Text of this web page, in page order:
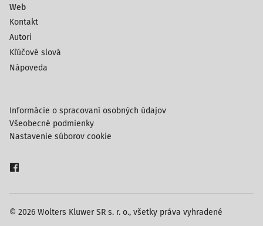
Web
Kontakt
Autori
Kľúčové slová
Nápoveda
© 2026 Wolters Kluwer SR s. r. o., všetky práva vyhradené
Informácie o spracovaní osobných údajov
Všeobecné podmienky
Nastavenie súborov cookie